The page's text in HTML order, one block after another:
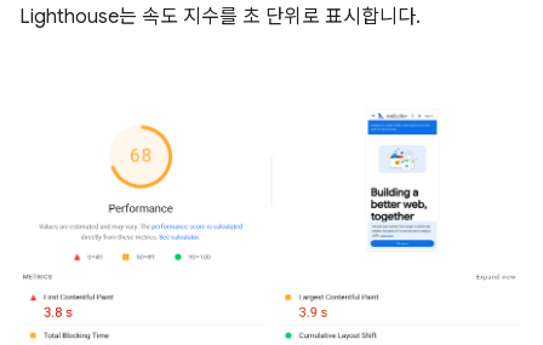
Lighthouse는 속도 지수를 초 단위로 표시합니다.